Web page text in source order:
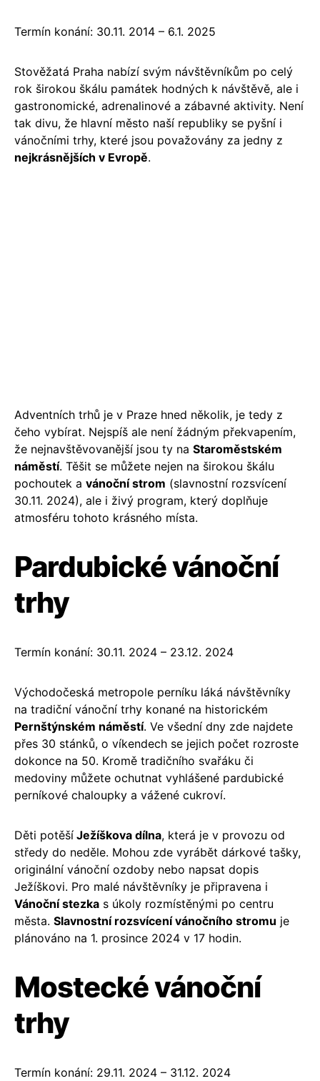
Termín konání: 30.11. 2014 – 6.1. 2025
Stověžatá Praha nabízí svým návštěvníkům po celý
rok širokou škálu památek hodných k návštěvě, ale i
gastronomické, adrenalinové a zábavné aktivity. Není
tak divu, že hlavní město naší republiky se pyšní i
vánočními trhy, které jsou považovány za jedny z
nejkrásnějších v Evropě.
Adventních trhů je v Praze hned několik, je tedy z
čeho vybírat. Nejspíš ale není žádným překvapením,
že nejnavštěvovanější jsou ty na Staroměstském
náměstí. Těšit se můžete nejen na širokou škálu
pochoutek a vánoční strom (slavnostní rozsvícení
30.11. 2024), ale i živý program, který doplňuje
atmosféru tohoto krásného místa.
Pardubické vánoční
trhy
Termín konání: 30.11. 2024 – 23.12. 2024
Východočeská metropole perníku láká návštěvníky
na tradiční vánoční trhy konané na historickém
Pernštýnském náměstí. Ve všední dny zde najdete
přes 30 stánků, o víkendech se jejich počet rozroste
dokonce na 50. Kromě tradičního svařáku či
medoviny můžete ochutnat vyhlášené pardubické
perníkové chaloupky a vážené cukroví.
Děti potěší Ježíškova dílna, která je v provozu od
středy do neděle. Mohou zde vyrábět dárkové tašky,
originální vánoční ozdoby nebo napsat dopis
Ježíškovi. Pro malé návštěvníky je připravena i
Vánoční stezka s úkoly rozmístěnými po centru
města. Slavnostní rozsvícení vánočního stromu je
plánováno na 1. prosince 2024 v 17 hodin.
Mostecké vánoční
trhy
Termín konání: 29.11. 2024 – 31.12. 2024